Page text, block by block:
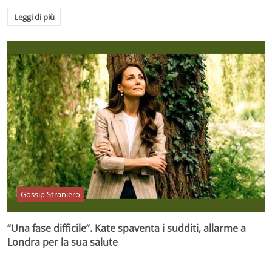
Leggi di più
Gossip Straniero
“Una fase difficile”. Kate spaventa i sudditi, allarme a
Londra per la sua salute